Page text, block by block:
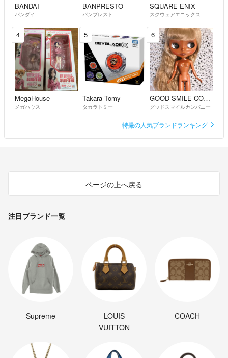
BANDAI
バンダイ
BANPRESTO
バンプレスト
SQUARE ENIX
スクウェアエニックス
4
MegaHouse
メガハウス
5
Takara Tomy
タカラトミー
6
GOOD SMILE COMPANY
グッドスマイルカンパニー
特撮の人気ブランドランキング
ページの上へ戻る
注目ブランド一覧
Supreme
LOUIS
VUITTON
COACH